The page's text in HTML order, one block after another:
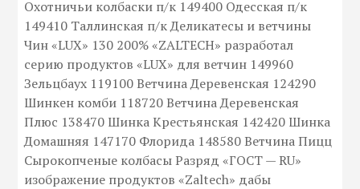
Охотничьи колбаски п/к 149400 Одесская п/к
149410 Таллинская п/к Деликатесы и ветчины
Чин «LUX» 130 200% «ZALTECH» разработал
серию продуктов «LUX» для ветчин 149960
Зельцбаух 119100 Ветчина Деревенская 124290
Шинкен комби 118720 Ветчина Деревенская
Плюс 138470 Шинка Крестьянская 142420 Шинка
Домашняя 147170 Флорида 148580 Ветчина Пицц
Сырокопченые колбасы Разряд «ГОСТ — RU»
изображение продуктов «Zaltech» дабы